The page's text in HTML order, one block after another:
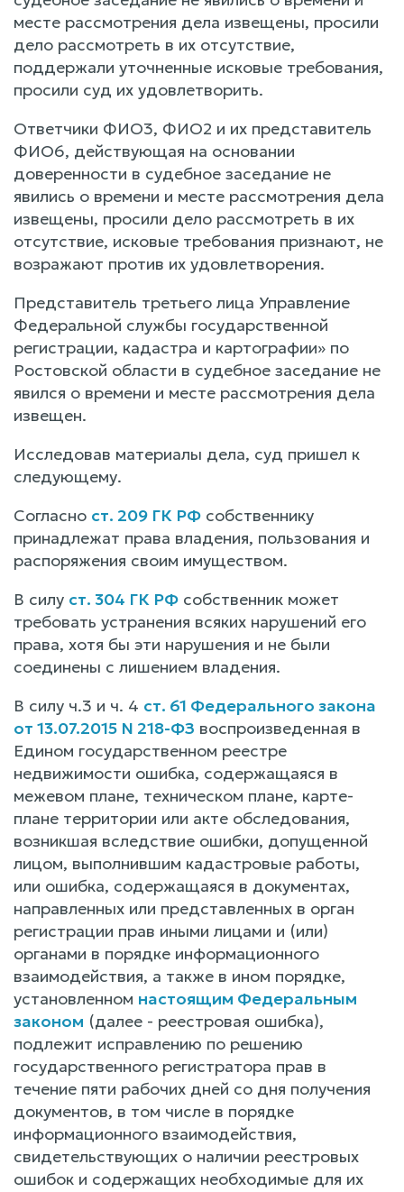
месте рассмотрения дела извещены, просили
дело рассмотреть в их отсутствие,
поддержали уточненные исковые требования,
просили суд их удовлетворить.
Ответчики ФИО3, ФИО2 и их представитель
ФИО6, действующая на основании
доверенности в судебное заседание не
явились о времени и месте рассмотрения дела
извещены, просили дело рассмотреть в их
отсутствие, исковые требования признают, не
возражают против их удовлетворения.
Представитель третьего лица Управление
Федеральной службы государственной
регистрации, кадастра и картографии» по
Ростовской области в судебное заседание не
явился о времени и месте рассмотрения дела
извещен.
Исследовав материалы дела, суд пришел к
следующему.
Согласно ст. 209 ГК РФ собственнику
принадлежат права владения, пользования и
распоряжения своим имуществом.
В силу ст. 304 ГК РФ собственник может
требовать устранения всяких нарушений его
права, хотя бы эти нарушения и не были
соединены с лишением владения.
В силу ч.3 и ч. 4 ст. 61 Федерального закона
от 13.07.2015 N 218-ФЗ воспроизведенная в
Едином государственном реестре
недвижимости ошибка, содержащаяся в
межевом плане, техническом плане, карте-
плане территории или акте обследования,
возникшая вследствие ошибки, допущенной
лицом, выполнившим кадастровые работы,
или ошибка, содержащаяся в документах,
направленных или представленных в орган
регистрации прав иными лицами и (или)
органами в порядке информационного
взаимодействия, а также в ином порядке,
установленном настоящим Федеральным
законом (далее - реестровая ошибка),
подлежит исправлению по решению
государственного регистратора прав в
течение пяти рабочих дней со дня получения
документов, в том числе в порядке
информационного взаимодействия,
свидетельствующих о наличии реестровых
ошибок и содержащих необходимые для их